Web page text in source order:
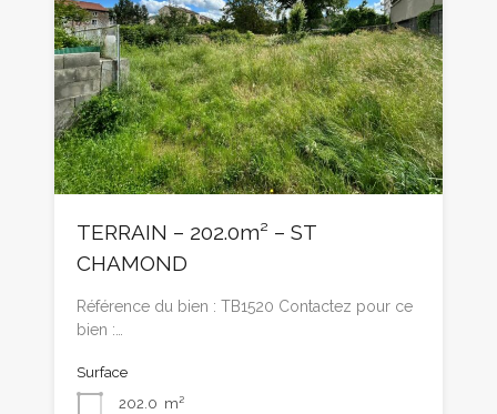
TERRAIN – 202.0m² – ST
CHAMOND
Référence du bien : TB1520 Contactez pour ce
bien :…
Surface
202.0 m²